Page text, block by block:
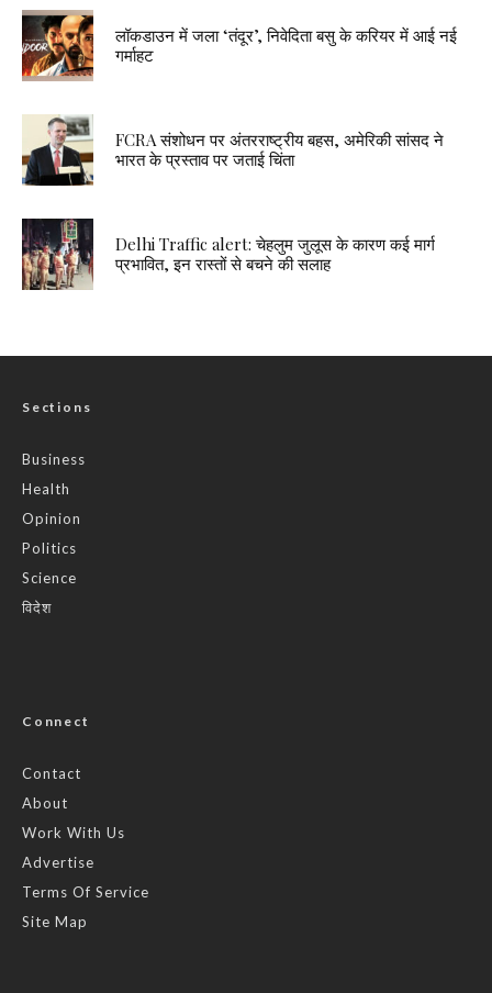
लॉकडाउन में जला ‘तंदूर’, निवेदिता बसु के करियर में आई नई
गर्माहट
FCRA संशोधन पर अंतरराष्ट्रीय बहस, अमेरिकी सांसद ने
भारत के प्रस्ताव पर जताई चिंता
Delhi Traffic alert: चेहलुम जुलूस के कारण कई मार्ग
प्रभावित, इन रास्तों से बचने की सलाह
Sections
Business
Health
Opinion
Politics
Science
विदेश
Connect
Contact
About
Work With Us
Advertise
Terms Of Service
Site Map